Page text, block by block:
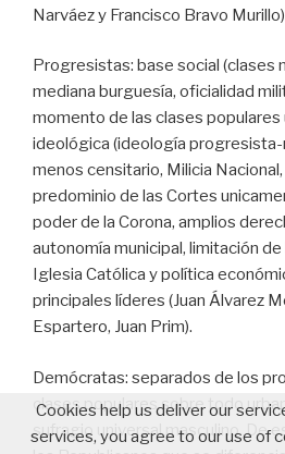
Narváez y Francisco Bravo
Progresistas: base social (clases
mediana burguesía, oficialidad
momento de las clases populares
ideológica (ideología
menos censitario, Milicia
predominio de las Cortes
poder de la Corona, amplios
autonomía municipal, limitación de
Iglesia Católica y política
principales líderes (Juan Álvarez
Espartero, Juan Prim).
Demócratas: separados de los
clases populares sobre todo
sufragio universal masculino. De
Cookies help us deliver our
services, you agree to our use of